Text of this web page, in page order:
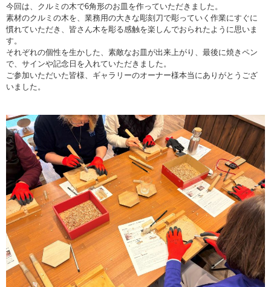
今回は、クルミの木で6角形のお皿を作っていただきました。
素材のクルミの木を、業務用の大きな彫刻刀で彫っていく作業にすぐに
慣れていただき、皆さん木を彫る感触を楽しんでおられたように思いま
す。
それぞれの個性を生かした、素敵なお皿が出来上がり、最後に焼きペン
で、サインや記念日を入れていただきました。
ご参加いただいた皆様、ギャラリーのオーナー様本当にありがとうござ
いました。